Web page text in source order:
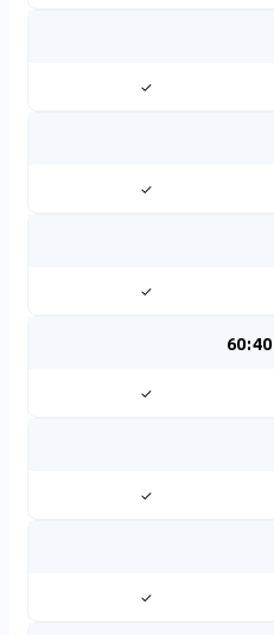
✓
✓
✓
✓
✓
✓